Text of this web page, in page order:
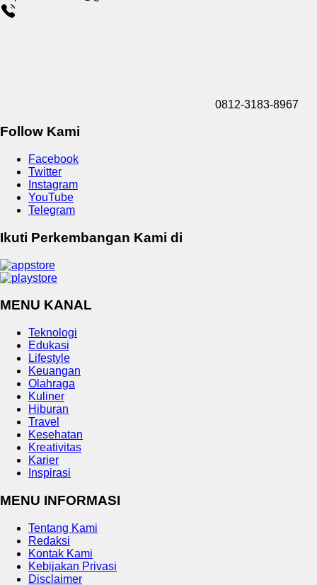
0812-3183-8967
Follow Kami
Facebook
Twitter
Instagram
YouTube
Telegram
Ikuti Perkembangan Kami di
MENU KANAL
Teknologi
Edukasi
Lifestyle
Keuangan
Olahraga
Kuliner
Hiburan
Travel
Kesehatan
Kreativitas
Karier
Inspirasi
MENU INFORMASI
Tentang Kami
Redaksi
Kontak Kami
Kebijakan Privasi
Disclaimer